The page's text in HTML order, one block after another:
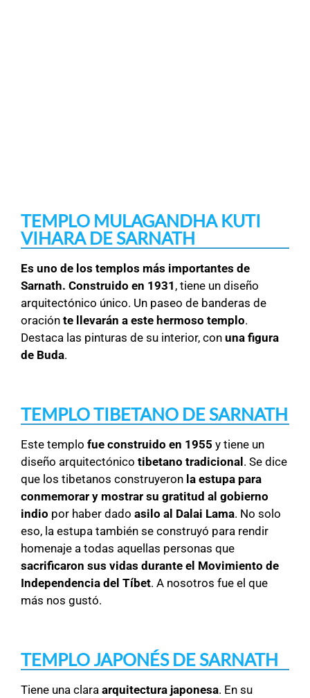
TEMPLO MULAGANDHA KUTI
VIHARA DE SARNATH
Es uno de los templos más importantes de
Sarnath. Construido en 1931 , tiene un diseño
arquitectónico único. Un paseo de banderas de
oración te llevarán a este hermoso templo.
Destaca las pinturas de su interior, con una figura
de Buda.
TEMPLO TIBETANO DE SARNATH
Este templo fue construido en 1955 y tiene un
diseño arquitectónico tibetano tradicional . Se dice
que los tibetanos construyeron la estupa para
conmemorar y mostrar su gratitud al gobierno
indio por haber dado asilo al Dalai Lama. No solo
eso, la estupa también se construyó para rendir
homenaje a todas aquellas personas que
sacrificaron sus vidas durante el Movimiento de
Independencia del Tíbet. A nosotros fue el que
más nos gustó.
TEMPLO JAPONÉS DE SARNATH
Tiene una clara arquitectura japonesa. En su